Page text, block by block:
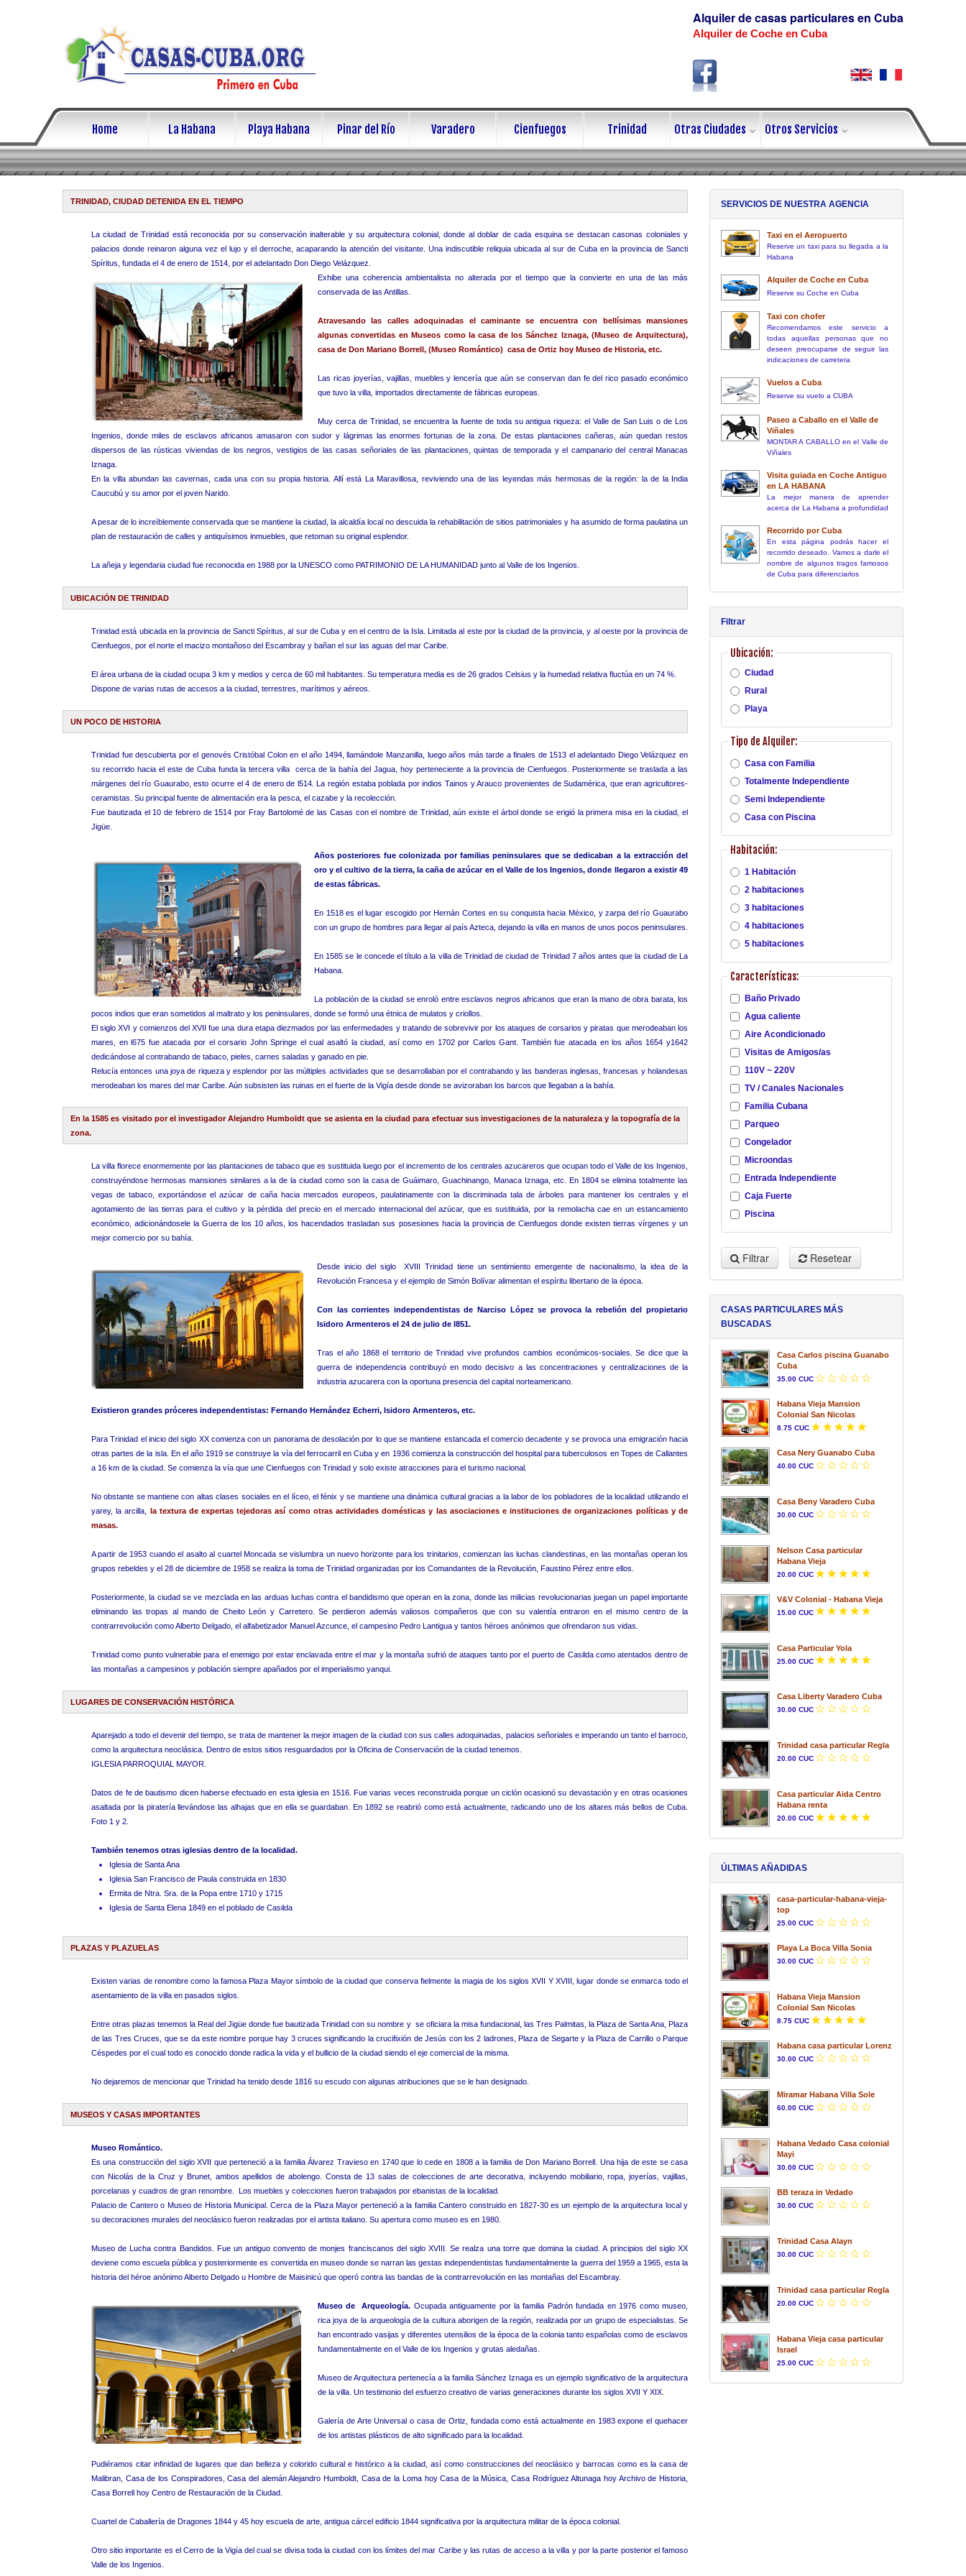
Alquiler de casas particulares en Cuba
Alquiler de Coche en Cuba
Home La Habana Playa Habana Pinar del Río Varadero Cienfuegos Trinidad Otras Ciudades Otros Servicios
TRINIDAD, CIUDAD DETENIDA EN EL TIEMPO
La ciudad de Trinidad está reconocida por su conservación inalterable y su arquitectura colonial, donde al doblar de cada esquina se destacan casonas coloniales y
palacios donde reinaron alguna vez el lujo y el derroche, acaparando la atención del visitante. Una indiscutible reliquia ubicada al sur de Cuba en la provincia de Sancti
Spíritus, fundada el 4 de enero de 1514, por el adelantado Don Diego Velázquez.
Exhibe una coherencia ambientalista no alterada por el tiempo que laconvierte en una de las más
conservada de las Antillas.
Atravesando las calles adoquinadas el caminante se encuentra con bellísimas mansiones
algunas convertidas en Museos como la casa de los Sánchez Iznaga, (Museo de Arquitectura),
casa de Don Mariano Borrell, (Museo Romántico) casa de Ortiz hoy Museo de Historia, etc.
Las ricas joyerías, vajillas, muebles y lencería que aún se conservan dan fe del rico pasado económico
que tuvo la villa, importados directamente de fábricas europeas.
Muy cerca de Trinidad, se encuentra la fuente de toda su antigua riqueza: el Valle de San Luis o de Los
Ingenios, donde miles de esclavos africanos amasaron con sudor y lágrimas las enormes fortunas de la zona. De estas plantaciones cañeras, aún quedan restos
dispersos de las rústicas viviendas de los negros, vestigios de las casas señoriales de las plantaciones, quintas de temporada y el campanario del central Manacas
Iznaga.
En la villa abundan las cavernas, cada una con su propia historia. Allí está La Maravillosa, reviviendo una de las leyendas más hermosas de la región: la de la India
Caucubú y su amor por el joven Narido.
A pesar de lo increíblemente conservada que se mantiene la ciudad, la alcaldía local no descuida la rehabilitación de sitios patrimoniales y ha asumido de forma paulatina un
plan de restauración de calles y antiquísimos inmuebles, que retoman su original esplendor.
La añeja y legendaria ciudad fue reconocida en 1988 por la UNESCO como PATRIMONIO DE LA HUMANIDAD junto al Valle de los Ingenios.
UBICACIÓN DE TRINIDAD
Trinidad está ubicada en la provincia de Sancti Spíritus, al sur de Cuba y en el centro de la Isla. Limitada al este por la ciudad de la provincia, y al oeste por la provincia de
Cienfuegos, por el norte el macizo montañoso del Escambray y bañan el sur las aguas del mar Caribe.
El área urbana de la ciudad ocupa 3 km y medios y cerca de 60 mil habitantes. Su temperatura media es de 26 grados Celsius y la humedad relativa fluctúa en un 74 %.
Dispone de varias rutas de accesos a la ciudad, terrestres, marítimos y aéreos.
UN POCO DE HISTORIA
Trinidad fue descubierta por el genovés Cristóbal Colon en el año 1494, llamándole Manzanilla, luego años más tarde a finales de 1513 el adelantado Diego Velázquez en
su recorrido hacia el este de Cuba funda la tercera villa cerca de la bahía del Jagua, hoy perteneciente a la provincia de Cienfuegos. Posteriormente se traslada a las
márgenes del río Guaurabo, esto ocurre el 4 de enero de l514. La región estaba poblada por indios Tainos y Arauco provenientes de Sudamérica, que eran agricultores-
ceramistas. Su principal fuente de alimentación era la pesca, el cazabe y la recolección.
Fue bautizada el 10 de febrero de 1514 por Fray Bartolomé de las Casas con el nombre de Trinidad, aún existe el árbol donde se erigió la primera misa en la ciudad, el
Jigüe.
Años posteriores fue colonizada por familias peninsulares que se dedicaban a la extracción del
oro y el cultivo de la tierra, la caña de azúcar en el Valle de los Ingenios, donde llegaron a existir 49
de estas fábricas.
En 1518 es el lugar escogido por Hernán Cortes en su conquista hacia México, y zarpa del río Guaurabo
con un grupo de hombres para llegar al país Azteca, dejando la villa en manos de unos pocos peninsulares.
En 1585 se le concede el título a la villa de Trinidad de ciudad de Trinidad 7 años antes que la ciudad de La
Habana.
La población de la ciudad se enroló entre esclavos negros africanos que eran la mano de obra barata, los
pocos indios que eran sometidos al maltrato y los peninsulares, donde se formó una étnica de mulatos y criollos.
El siglo XVI y comienzos del XVII fue una dura etapa diezmados por las enfermedades y tratando de sobrevivir por los ataques de corsarios y piratas que merodeaban los
mares, en l675 fue atacada por el corsario John Springe el cual asaltó la ciudad, así como en 1702 por Carlos Gant. También fue atacada en los años 1654 y1642
dedicándose al contrabando de tabaco, pieles, carnes saladas y ganado en pie.
Relucía entonces una joya de riqueza y esplendor por las múltiples actividades que se desarrollaban por el contrabando y las banderas inglesas, francesas y holandesas
merodeaban los mares del mar Caribe. Aún subsisten las ruinas en el fuerte de la Vigía desde donde se avizoraban los barcos que llegaban a la bahía.
En la 1585 es visitado por el investigador Alejandro Humboldt que se asienta en la ciudad para efectuar sus investigaciones de la naturaleza y la topografía de la
zona.
La villa florece enormemente por las plantaciones de tabaco que es sustituida luego por el incremento de los centrales azucareros que ocupan todo el Valle de los Ingenios,
construyéndose hermosas mansiones similares a la de la ciudad como son la casa de Guáimaro, Guachinango, Manaca Iznaga, etc. En 1804 se elimina totalmente las
vegas de tabaco, exportándose el azúcar de caña hacia mercados europeos, paulatinamente con la discriminada tala de árboles para mantener los centrales y el
agotamiento de las tierras para el cultivo y la pérdida del precio en el mercado internacional del azúcar, que es sustituida, por la remolacha cae en un estancamiento
económico, adicionándosele la Guerra de los 10 años, los hacendados trasladan sus posesiones hacia la provincia de Cienfuegos donde existen tierras vírgenes y un
mejor comercio por su bahía.
Desde inicio del siglo XVIII Trinidad tiene un sentimiento emergente de nacionalismo, la idea de la
Revolución Francesa y el ejemplo de Simón Bolívar alimentan el espíritu libertario de la época.
Con las corrientes independentistas de Narciso López se provoca la rebelión del propietario
Isidoro Armenteros el 24 de julio de l851.
Tras el año 1868 el territorio de Trinidad vive profundos cambios económicos-sociales. Se dice que la
guerra de independencia contribuyó en modo decisivo a las concentraciones y centralizaciones de la
industria azucarera con la oportuna presencia del capital norteamericano.
Existieron grandes próceres independentistas: Fernando Hernández Echerri, Isidoro Armenteros, etc.
Para Trinidad el inicio del siglo XX comienza con un panorama de desolación por lo que se mantiene estancada el comercio decadente y se provoca una emigración hacia
otras partes de la isla. En el año 1919 se construye la vía del ferrocarril en Cuba y en 1936 comienza la construcción del hospital para tuberculosos en Topes de Callantes
a 16 km de la ciudad. Se comienza la vía que une Cienfuegos con Trinidad y solo existe atracciones para el turismo nacional.
No obstante se mantiene con altas clases sociales en el líceo, el fénix y se mantiene una dinámica cultural gracias a la labor de los pobladores de la localidad utilizando el
yarey, la arcilla, la textura de expertas tejedoras así como otras actividades domésticas y las asociaciones e instituciones de organizaciones políticas y de
masas.
A partir de 1953 cuando el asalto al cuartel Moncada se vislumbra un nuevo horizonte para los trinitarios, comienzan las luchas clandestinas, en las montañas operan los
grupos rebeldes y el 28 de diciembre de 1958 se realiza la toma de Trinidad organizadas por los Comandantes de la Revolución, Faustino Pérez entre ellos.
Posteriormente, la ciudad se ve mezclada en las arduas luchas contra el bandidismo que operan en la zona, donde las milicias revolucionarias juegan un papel importante
eliminando las tropas al mando de Cheito León y Carretero. Se perdieron además valiosos compañeros que con su valentía entraron en el mismo centro de la
contrarrevolución como Alberto Delgado, el alfabetizador Manuel Azcunce, el campesino Pedro Lantigua y tantos héroes anónimos que ofrendaron sus vidas.
Trinidad como punto vulnerable para el enemigo por estar enclavada entre el mar y la montaña sufrió de ataques tanto por el puerto de Casilda como atentados dentro de
las montañas a campesinos y población siempre apañados por el imperialismo yanqui.
LUGARES DE CONSERVACIÓN HISTÓRICA
Aparejado a todo el devenir del tiempo, se trata de mantener la mejor imagen de la ciudad con sus calles adoquinadas, palacios señoriales e imperando un tanto el barroco,
como la arquitectura neoclásica. Dentro de estos sitios resguardados por la Oficina de Conservación de la ciudad tenemos.
IGLESIA PARROQUIAL MAYOR.
Datos de fe de bautismo dicen haberse efectuado en esta iglesia en 1516. Fue varias veces reconstruida porque un ciclón ocasionó su devastación y en otras ocasiones
asaltada por la piratería llevándose las alhajas que en ella se guardaban. En 1892 se reabrió como está actualmente, radicando uno de los altares más bellos de Cuba.
Foto 1 y 2.
También tenemos otras iglesias dentro de la localidad.
Iglesia de Santa Ana
Iglesia San Francisco de Paula construida en 1830
Ermita de Ntra. Sra. de la Popa entre 1710 y 1715
Iglesia de Santa Elena 1849 en el poblado de Casilda
PLAZAS Y PLAZUELAS
Existen varias de renombre como la famosa Plaza Mayor símbolo de la ciudad que conserva fielmente la magia de los siglos XVII Y XVIII, lugar donde se enmarca todo el
asentamiento de la villa en pasados siglos.
Entre otras plazas tenemos la Real del Jigüe donde fue bautizada Trinidad con su nombre y se oficiara la misa fundacional, las Tres Palmitas, la Plaza de Santa Ana, Plaza
de las Tres Cruces, que se da este nombre porque hay 3 cruces significando la crucifixión de Jesús con los 2 ladrones, Plaza de Segarte y la Plaza de Carrillo o Parque
Céspedes por el cual todo es conocido donde radica la vida y el bullicio de la ciudad siendo el eje comercial de la misma.
No dejaremos de mencionar que Trinidad ha tenido desde 1816 su escudo con algunas atribuciones que se le han designado.
MUSEOS Y CASAS IMPORTANTES
Museo Romántico.
Es una construcción del siglo XVII que perteneció a la familia Álvarez Travieso en 1740 que lo cede en 1808 a la familia de Don Mariano Borrell. Una hija de este se casa
con Nicolás de la Cruz y Brunet, ambos apellidos de abolengo. Consta de 13 salas de colecciones de arte decorativa, incluyendo mobiliario, ropa, joyerías, vajillas,
porcelanas y cuadros de gran renombre. Los muebles y colecciones fueron trabajados por ebanistas de la localidad.
Palacio de Cantero o Museo de Historia Municipal. Cerca de la Plaza Mayor perteneció a la familia Cantero construido en 1827-30 es un ejemplo de la arquitectura local y
su decoraciones murales del neoclásico fueron realizadas por el artista italiano. Su apertura como museo es en 1980.
Museo de Lucha contra Bandidos. Fue un antiguo convento de monjes franciscanos del siglo XVIII. Se realza una torre que domina la ciudad. A principios del siglo XX
deviene como escuela pública y posteriormente es convertida en museo donde se narran las gestas independentistas fundamentalmente la guerra del 1959 a 1965, esta la
historia del héroe anónimo Alberto Delgado u Hombre de Maisinicú que operó contra las bandas de la contrarrevolución en las montañas del Escambray.
Museo de Arqueología. Ocupada antiguamente por la familia Padrón fundada en 1976 como museo,
rica joya de la arqueología de la cultura aborigen de la región, realizada por un grupo de especialistas. Se
han encontrado vasijas y diferentes utensilios de la época de la colonia tanto españolas como de esclavos
fundamentalmente en el Valle de los Ingenios y grutas aledañas.
Museo de Arquitectura pertenecía a la familia Sánchez Iznaga es un ejemplo significativo de la arquitectura
de la villa. Un testimonio del esfuerzo creativo de varias generaciones durante los siglos XVII Y XIX.
Galería de Arte Universal o casa de Ortiz, fundada como está actualmente en 1983 expone el quehacer
de los artistas plásticos de alto significado para la localidad.
Pudiéramos citar infinidad de lugares que dan belleza y colorido cultural e histórico a la ciudad, así como construcciones del neoclásico y barrocas como es la casa de
Malibran, Casa de los Conspiradores, Casa del alemán Alejandro Humboldt, Casa de la Loma hoy Casa de la Música, Casa Rodríguez Altunaga hoy Archivo de Historia,
Casa Borrell hoy Centro de Restauración de la Ciudad.
Cuartel de Caballería de Dragones 1844 y 45 hoy escuela de arte, antigua cárcel edificio 1844 significativa por la arquitectura militar de la época colonial.
Otro sitio importante es el Cerro de la Vigía del cual se divisa toda la ciudad con los límites del mar Caribe y las rutas de acceso a la villa y por la parte posterior el famoso
Valle de los Ingenios.
SERVICIOS DE NUESTRA AGENCIA
Taxi en el Aeropuerto
Reserve un taxi para su llegada a la
Habana
Alquiler de Coche en Cuba
Reserve su Coche en Cuba
Taxi con chofer
Recomendamos este servicio a
todas aquellas personas que no
deseen preocuparse de seguir las
indicaciones de carretera
Vuelos a Cuba
Reserve su vuelo a CUBA
Paseo a Caballo en el Valle de
Viñales
MONTAR A CABALLO en el Valle de
Viñales
Visita guiada en Coche Antiguo
en LA HABANA
La mejor manera de aprender
acerca de La Habana a profundidad
Recorrido por Cuba
En esta página podrás hacer el
recorrido deseado. Vamos a darle el
nombre de algunos tragos famosos
de Cuba para diferenciarlos
Filtrar
Ubicación:
Ciudad
Rural
Playa
Tipo de Alquiler:
Casa con Familia
Totalmente Independiente
Semi Independiente
Casa con Piscina
Habitación:
1 Habitación
2 habitaciones
3 habitaciones
4 habitaciones
5 habitaciones
Características:
Baño Privado
Agua caliente
Aire Acondicionado
Visitas de Amigos/as
110V ~ 220V
TV / Canales Nacionales
Familia Cubana
Parqueo
Congelador
Microondas
Entrada Independiente
Caja Fuerte
Piscina
Filtrar Resetear
CASAS PARTICULARES MÁS
BUSCADAS
Casa Carlos piscina Guanabo
Cuba
35.00 CUC
Habana Vieja Mansion
Colonial San Nicolas
8.75 CUC
Casa Nery Guanabo Cuba
40.00 CUC
Casa Beny Varadero Cuba
30.00 CUC
Nelson Casa particular
Habana Vieja
20.00 CUC
V&V Colonial - Habana Vieja
15.00 CUC
Casa Particular Yola
25.00 CUC
Casa Liberty Varadero Cuba
30.00 CUC
Trinidad casa particular Regla
20.00 CUC
Casa particular Aida Centro
Habana renta
20.00 CUC
ÚLTIMAS AÑADIDAS
casa-particular-habana-vieja-
top
25.00 CUC
Playa La Boca Villa Sonia
30.00 CUC
Habana Vieja Mansion
Colonial San Nicolas
8.75 CUC
Habana casa particular Lorenz
30.00 CUC
Miramar Habana Villa Sole
60.00 CUC
Habana Vedado Casa colonial
Mayi
30.00 CUC
BB teraza in Vedado
30.00 CUC
Trinidad Casa Alayn
30.00 CUC
Trinidad casa particular Regla
20.00 CUC
Habana Vieja casa particular
Israel
25.00 CUC